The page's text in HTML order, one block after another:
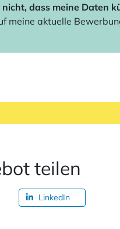
nicht, dass meine Daten
meine aktuelle
teilen
LinkedIn